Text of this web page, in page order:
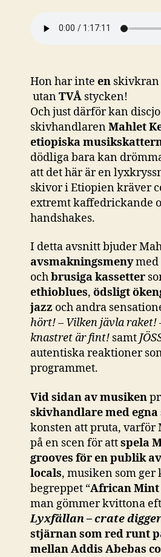
Hon har inte en skivkran
utanTVÅ stycken!
Och just därför kan
skivhandlarenMahlet
etiopiska
dödliga bara kan
att det här är en
skivor i Etiopien kräver
extremt kaffedrickande
handshakes.
I detta avsnitt bjuder
avsmakningsmenymed
ochbrusiga kassetter
ethioblues, ödsligt
jazz och andra
hört!– Vilken jävla raket!
knastret är fint! samt
autentiska reaktioner
programmet.
Vid sidan av musiken
skivhandlare med
konsten att pruta, varför
på en scen för attspela
grooves för en publik
locals, musiken som
begreppet “African
man gömmer kvittona
Lyxfällan – crate
stjärnan som red runt
mellan Addis Abebas